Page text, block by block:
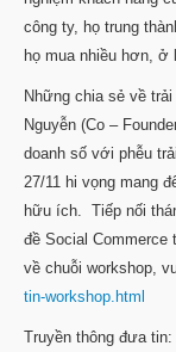
công ty, họ trung
họ mua nhiều hơn,
Những chia sẻ về
Nguyễn (Co –
doanh số với phễu
27/11 hi vọng mang
hữu ích. Tiếp nối
đề Social Commerce
về chuỗi workshop,
tin-workshop.html
Truyền thông đưa tin: